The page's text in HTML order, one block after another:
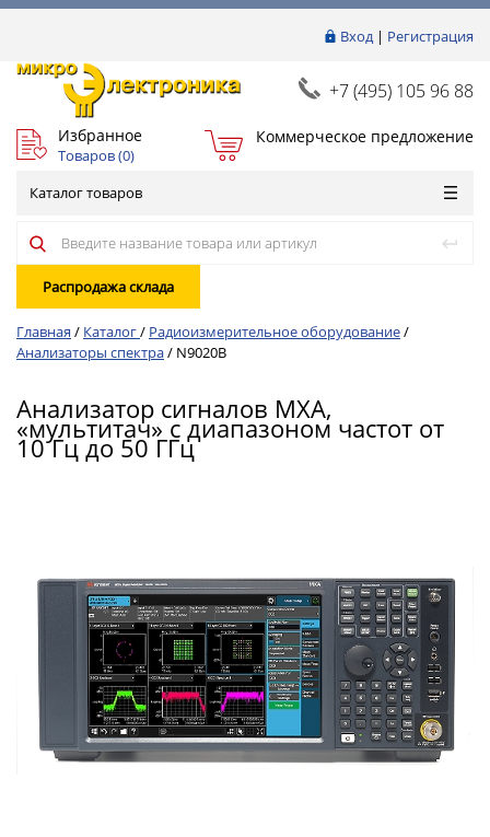
Вход| Регистрация
+7 (495) 105 96 88
Избранное
Товаров (0)
Коммерческое предложение
Каталог товаров
Распродажа склада
Главная / Каталог/ Радиоизмерительное оборудование/
Анализаторы спектра/ N9020B
Анализатор сигналов MXA,
«мультитач» с диапазоном частот от
10 Гц до 50 ГГц